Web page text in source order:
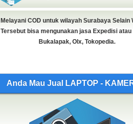
Melayani COD untuk wilayah Surabaya Selain
Tersebut bisa mengunakan jasa Expedisi
Bukalapak, Olx, Tokopedia.
Anda Mau Jual LAPTOP -